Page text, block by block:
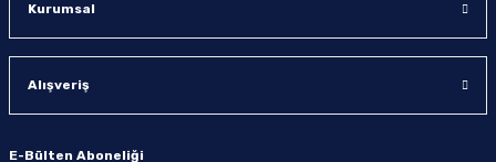
Kurumsal
Alışveriş
E-Bülten Aboneliği